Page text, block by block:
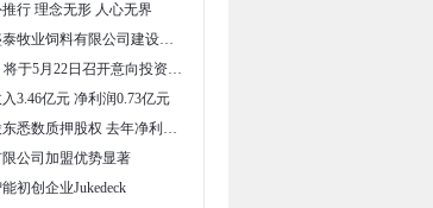
行 理念无形 人心无界
• ＂自然资源中心为铁岭盛泰牧业饲料有限公司建设项目提供地形测绘服务 ＂
• 格力集团拟出让15%股权 将于5月22日召开意向投资者见面会
3.46亿元 净利润0.73亿元
• 洋钱罐或止步天使轮：股东悉数质押股权 去年净利同比降逾三成
公司加盟优势显著
初创企业Jukedeck